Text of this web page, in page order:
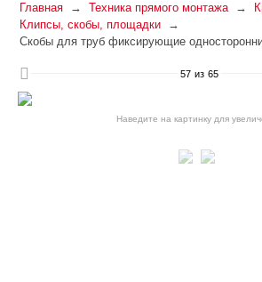
Главная Техника прямого монтажа
Клипсы, скобы, площадки
Скобы для труб фиксирующие
57 из 65
Наведите на картинку для